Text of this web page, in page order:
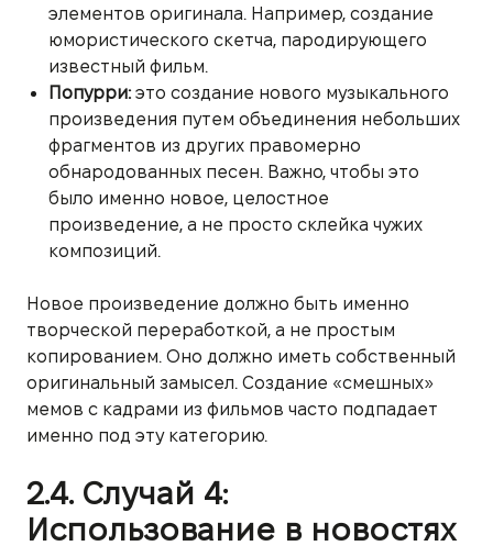
элементов оригинала. Например, создание
юмористического скетча, пародирующего
известный фильм.
Попурри:это создание нового музыкального
произведения путем объединения небольших
фрагментов из других правомерно
обнародованных песен. Важно, чтобы это
было именно новое, целостное
произведение, а не просто склейка чужих
композиций.
Новое произведение должно быть именно
творческой переработкой, а не простым
копированием. Оно должно иметь собственный
оригинальный замысел. Создание «смешных»
мемов с кадрами из фильмов часто подпадает
именно под эту категорию.
2.4. Случай 4:
Использование в новостях